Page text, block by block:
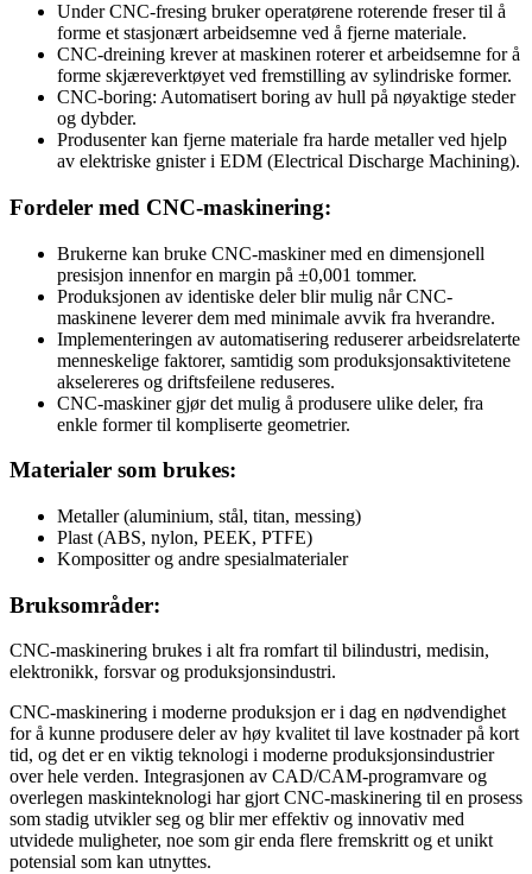
Under CNC-fresing bruker operatørene roterende freser til å
forme et stasjonært arbeidsemne ved å fjerne materiale.
CNC-dreining krever at maskinen roterer et arbeidsemne for å
forme skjæreverktøyet ved fremstilling av sylindriske former.
CNC-boring: Automatisert boring av hull på nøyaktige steder
og dybder.
Produsenter kan fjerne materiale fra harde metaller ved hjelp
av elektriske gnister i EDM (Electrical Discharge Machining).
Fordeler med CNC-maskinering:
Brukerne kan bruke CNC-maskiner med en dimensjonell
presisjon innenfor en margin på ±0,001 tommer.
Produksjonen av identiske deler blir mulig når CNC-
maskinene leverer dem med minimale avvik fra hverandre.
Implementeringen av automatisering reduserer arbeidsrelaterte
menneskelige faktorer, samtidig som produksjonsaktivitetene
akselereres og driftsfeilene reduseres.
CNC-maskiner gjør det mulig å produsere ulike deler, fra
enkle former til kompliserte geometrier.
Materialer som brukes:
Metaller (aluminium, stål, titan, messing)
Plast (ABS, nylon, PEEK, PTFE)
Kompositter og andre spesialmaterialer
Bruksområder:
CNC-maskinering brukes i alt fra romfart til bilindustri, medisin,
elektronikk, forsvar og produksjonsindustri.
CNC-maskinering i moderne produksjon er i dag en nødvendighet
for å kunne produsere deler av høy kvalitet til lave kostnader på kort
tid, og det er en viktig teknologi i moderne produksjonsindustrier
over hele verden. Integrasjonen av CAD/CAM-programvare og
overlegen maskinteknologi har gjort CNC-maskinering til en prosess
som stadig utvikler seg og blir mer effektiv og innovativ med
utvidede muligheter, noe som gir enda flere fremskritt og et unikt
potensial som kan utnyttes.